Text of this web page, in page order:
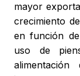
mayor
crecimiento
en función
uso de